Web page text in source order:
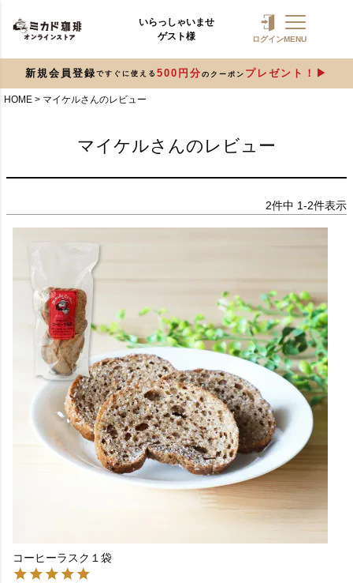
いらっしゃいませ
ゲスト様
ログインMENU
新規会員登録 ですぐに使える 500円分 のクーポン プレゼント！
HOME マイケルさんのレビュー
マイケルさんのレビュー
2件中 1-2件表示
コーヒーラスク１袋